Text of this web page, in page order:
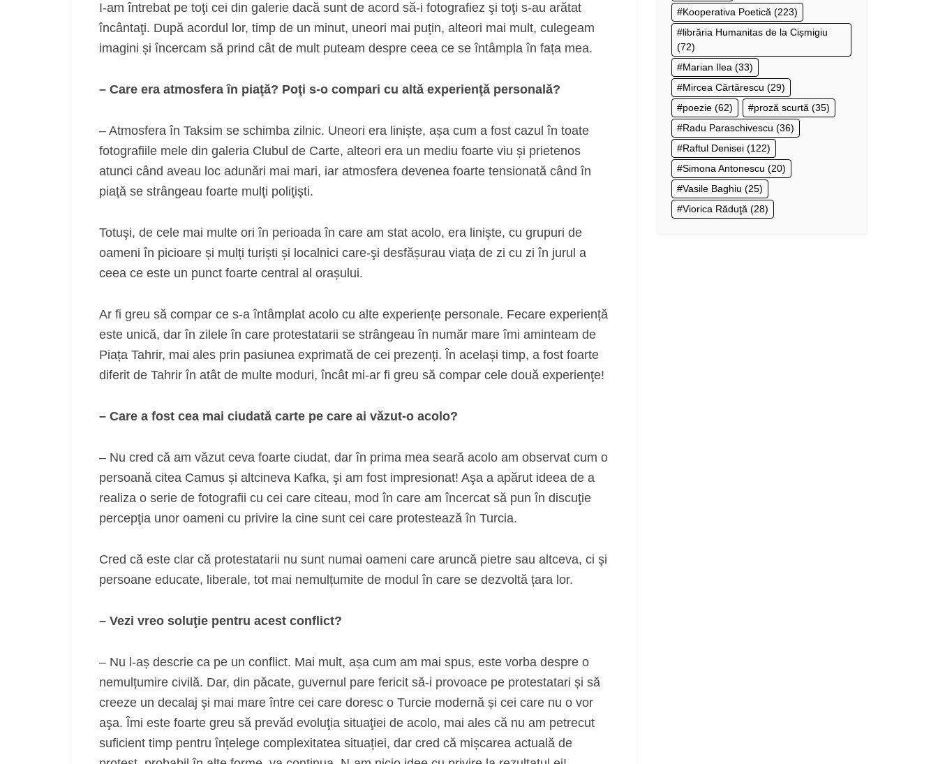
I-am întrebat pe toţi cei din galerie dacă sunt de acord să-i fotografiez şi toţi s-au arătat
încântaţi. După acordul lor, timp de un minut, uneori mai puțin, alteori mai mult, culegeam
imagini și încercam să prind cât de mult puteam despre ceea ce se întâmpla în fața mea.
– Care era atmosfera în piaţă? Poţi s-o compari cu altă experienţă personală?
– Atmosfera în Taksim se schimba zilnic. Uneori era liniște, așa cum a fost cazul în toate
fotografiile mele din galeria Clubul de Carte, alteori era un mediu foarte viu și prietenos
atunci când aveau loc adunări mai mari, iar atmosfera devenea foarte tensionată când în
piaţă se strângeau foarte mulţi poliţişti.
Totuşi, de cele mai multe ori în perioada în care am stat acolo, era linişte, cu grupuri de
oameni în picioare și mulți turiști și localnici care-şi desfășurau viața de zi cu zi în jurul a
ceea ce este un punct foarte central al orașului.
Ar fi greu să compar ce s-a întâmplat acolo cu alte experiențe personale. Fecare experiență
este unică, dar în zilele în care protestatarii se strângeau în număr mare îmi aminteam de
Piața Tahrir, mai ales prin pasiunea exprimată de cei prezenți. În același timp, a fost foarte
diferit de Tahrir în atât de multe moduri, încât mi-ar fi greu să compar cele două experienţe!
– Care a fost cea mai ciudată carte pe care ai văzut-o acolo?
– Nu cred că am văzut ceva foarte ciudat, dar în prima mea seară acolo am observat cum o
persoană citea Camus și altcineva Kafka, şi am fost impresionat! Aşa a apărut ideea de a
realiza o serie de fotografii cu cei care citeau, mod în care am încercat să pun în discuţie
percepţia unor oameni cu privire la cine sunt cei care protestează în Turcia.
Cred că este clar că protestatarii nu sunt numai oameni care aruncă pietre sau altceva, ci şi
persoane educate, liberale, tot mai nemulțumite de modul în care se dezvoltă țara lor.
– Vezi vreo soluţie pentru acest conflict?
– Nu l-aș descrie ca pe un conflict. Mai mult, așa cum am mai spus, este vorba despre o
nemulțumire civilă. Dar, din păcate, guvernul pare fericit să-i provoace pe protestatari și să
creeze un decalaj şi mai mare între cei care doresc o Turcie modernă și cei care nu o vor
aşa. Îmi este foarte greu să prevăd evoluţia situaţiei de acolo, mai ales că nu am petrecut
suficient timp pentru înțelege complexitatea situației, dar cred că mișcarea actuală de
Kooperativa Poetică (223)
librăria Humanitas de la Cișmigiu
(72)
Marian Ilea (33)
Mircea Cărtărescu (29)
poezie (62) proză scurtă (35)
Radu Paraschivescu (36)
Raftul Denisei (122)
Simona Antonescu (20)
Vasile Baghiu (25)
Viorica Răduţă (28)